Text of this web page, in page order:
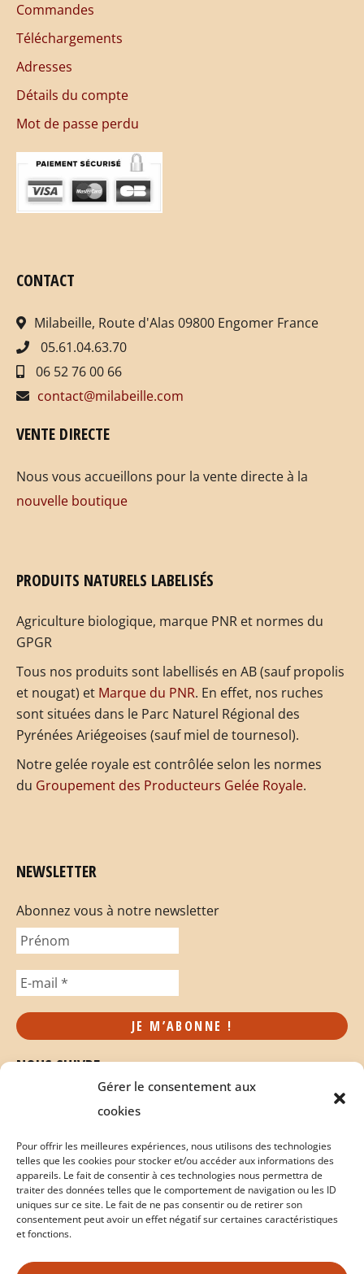
Gérer le consentement aux
cookies
Pour offrir les meilleures expériences, nous utilisons des technologies
telles que les cookies pour stocker et/ou accéder aux informations des
appareils. Le fait de consentir à ces technologies nous permettra de
traiter des données telles que le comportement de navigation ou les ID
uniques sur ce site. Le fait de ne pas consentir ou de retirer son
consentement peut avoir un effet négatif sur certaines caractéristiques
et fonctions.
Commandes
Téléchargements
Adresses
Détails du compte
Mot de passe perdu
CONTACT
Milabeille, Route d'Alas 09800 Engomer France
05.61.04.63.70
06 52 76 00 66
contact@milabeille.com
VENTE DIRECTE
Nous vous accueillons pour la vente directe à la
nouvelle boutique
PRODUITS NATURELS LABELISÉS
Agriculture biologique, marque PNR et normes du
GPGR
Tous nos produits sont labellisés en AB (sauf propolis
et nougat) et Marque du PNR. En effet, nos ruches
sont situées dans le Parc Naturel Régional des
Pyrénées Ariégeoises (sauf miel de tournesol).
Notre gelée royale est contrôlée selon les normes
du Groupement des Producteurs Gelée Royale.
NEWSLETTER
Abonnez vous à notre newsletter
NOUS SUIVRE